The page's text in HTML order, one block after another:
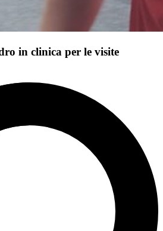
in clinica per le visite